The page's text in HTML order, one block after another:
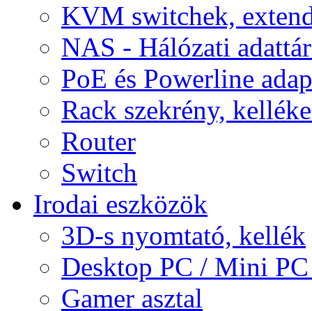
KVM switchek,
NAS - Hálózati
PoE és Powerline
Rack szekrény,
Router
Switch
Irodai eszközök
3D-s nyomtató, kellék
Desktop PC / Mini
Gamer asztal